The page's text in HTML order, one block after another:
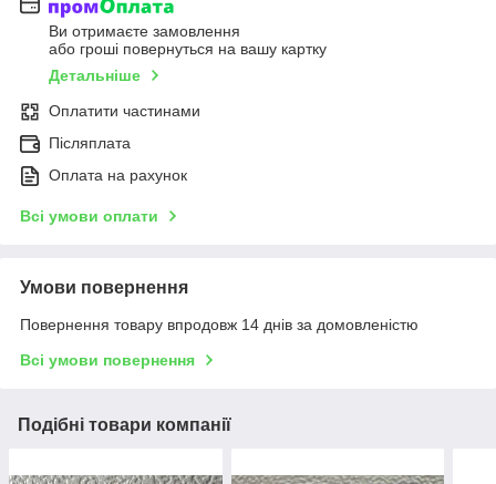
Ви отримаєте замовлення
або гроші повернуться на вашу картку
Детальніше
Оплатити частинами
Післяплата
Оплата на рахунок
Всі умови оплати
Умови повернення
Повернення товару впродовж 14 днів за домовленістю
Всі умови повернення
Подібні товари компанії